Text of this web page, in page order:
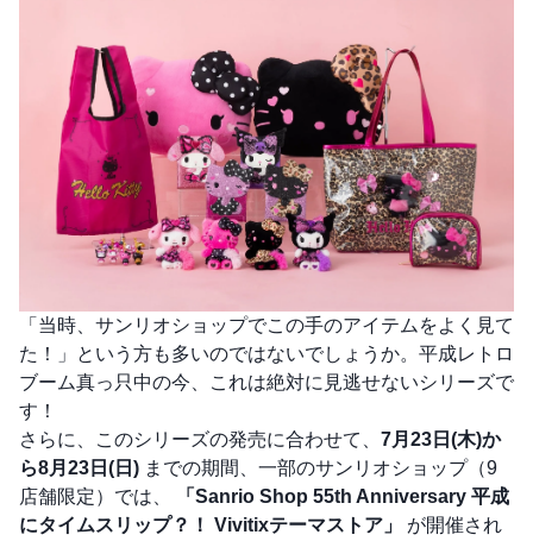
「当時、サンリオショップでこの手のアイテムをよく見て
た！」という方も多いのではないでしょうか。平成レトロ
ブーム真っ只中の今、これは絶対に見逃せないシリーズで
す！
さらに、このシリーズの発売に合わせて、 7月23日(木)か
ら8月23日(日) までの期間、一部のサンリオショップ（9
店舗限定）では、
「Sanrio Shop 55th Anniversary 平成
にタイムスリップ？！ Vivitixテーマストア」
が開催され